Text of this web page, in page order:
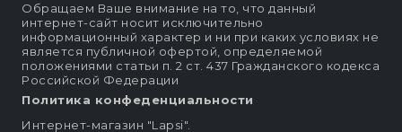
Обращаем Ваше внимание на то, что данный
интернет-сайт носит исключительно
информационный характер и ни при каких условиях не
является публичной офертой, определяемой
положениями статьи п. 2 ст. 437 Гражданского кодекса
Российской Федерации
Политика конфеденциальности
Интернет-магазин "Lapsi".